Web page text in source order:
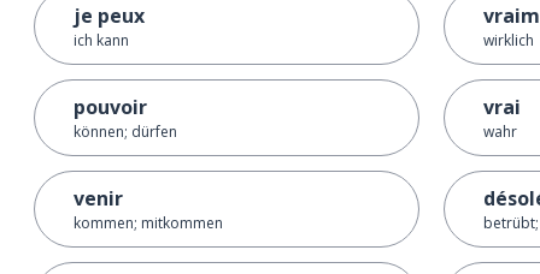
je peux
ich kann
pouvoir
können; dürfen
venir
kommen; mitkommen
wirklich
vrai
wahr